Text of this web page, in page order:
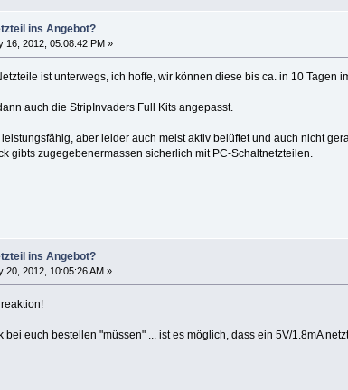
ins Angebot?
16, 2012, 05:08:42 PM »
ist unterwegs, ich hoffe, wir können diese bis ca. in 10 Tagen
auch die StripInvaders Full Kits angepasst.
aber leider auch meist aktiv belüftet und auch nicht
gibts zugegebenermassen sicherlich mit PC-Schaltnetzteilen.
ins Angebot?
20, 2012, 10:05:26 AM »
bei euch bestellen "müssen" ... ist es möglich, dass ein 5V/1.8mA